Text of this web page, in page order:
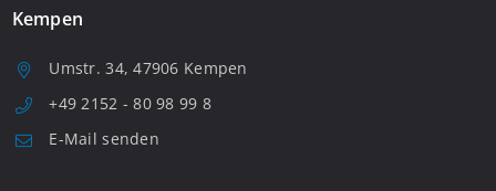
Kempen
Umstr. 34, 47906 Kempen
+49 2152 - 80 98 99 8
E-Mail senden